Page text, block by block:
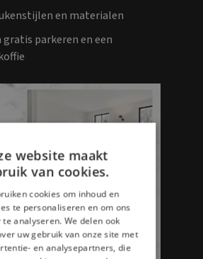
en materialen
gratis parkeren en een
website maakt
van cookies.
cookies om inhoud en
te personaliseren en om ons
te analyseren. We delen ook
uw gebruik van onze site met
en analysepartners, die